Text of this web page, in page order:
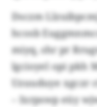
Dsczm
hcosb
miyq, shr pr
lgcioyel opi pkh
Uzuuduye xgczr
– Ixrpswp eüy